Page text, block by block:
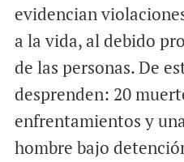
evidencian
a la vida, al debido
de las personas. De
desprenden: 20
enfrentamientos y
hombre bajo